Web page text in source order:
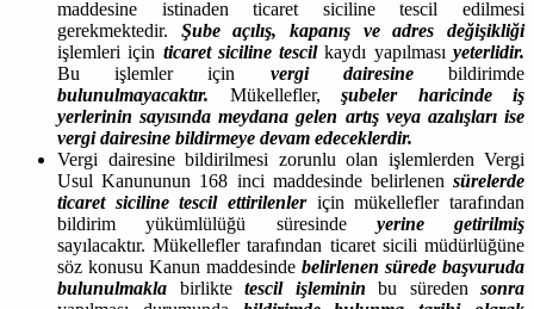
maddesine istinaden ticaret siciline tescil edilmesi
gerekmektedir. Şube açılış, kapanış ve adres değişikliği
işlemleri için ticaret siciline tescilkaydı yapılmasıyeterlidir.
Bu işlemler için vergi dairesinebildirimde
bulunulmayacaktır. Mükellefler, şubeler haricinde iş
yerlerinin sayısında meydana gelen artış veya azalışları ise
vergi dairesine bildirmeye devam edeceklerdir.
Vergi dairesine bildirilmesi zorunlu olan işlemlerden Vergi
Usul Kanununun 168 inci maddesinde belirlenen sürelerde
ticaret siciline tescil ettirilenleriçin mükellefler tarafından
bildirim yükümlülüğü süresinde yerine getirilmiş
sayılacaktır. Mükellefler tarafından ticaret sicili müdürlüğüne
söz konusu Kanun maddesinde belirlenen sürede başvuruda
bulunulmakla birlikte tescil işleminin bu süreden sonra